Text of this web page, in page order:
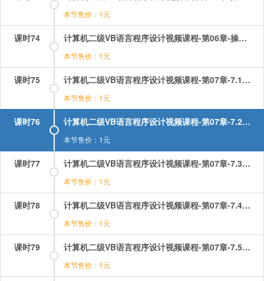
本节售价：1元
课时74 计算机二级VB语言程序设计视频课程-第06章-操作：计时器的属性及事件.mp4
本节售价：1元
课时75 计算机二级VB语言程序设计视频课程-第07章-7.1选择控制结构.mp4
本节售价：1元
课时76 计算机二级VB语言程序设计视频课程-第07章-7.2多分支控制结构.mp4
本节售价：1元
课时77 计算机二级VB语言程序设计视频课程-第07章-7.3For循环控制结构.mp4
本节售价：1元
课时78 计算机二级VB语言程序设计视频课程-第07章-7.4当循环控制结构.mp4
本节售价：1元
课时79 计算机二级VB语言程序设计视频课程-第07章-7.5Do循环控制结构.mp4
本节售价：1元